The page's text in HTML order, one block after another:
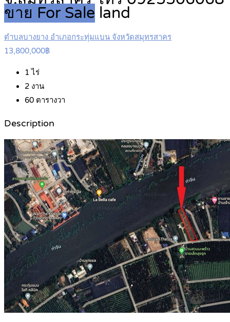
ขาย For Sale land
ตำบลบางยาง อำเภอกระทุ่มแบน จังหวัดสมุทรสาคร
13,800,000฿
1 ไร่
2 งาน
60 ตารางวา
Description